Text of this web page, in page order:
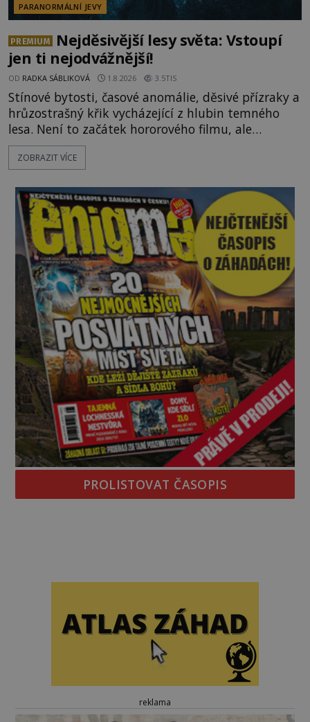
PARANORMÁLNÍ JEVY
PREMIUM
Nejděsivější lesy světa: Vstoupí
jen ti nejodvážnější!
OD RADKA SÁBLIKOVÁ 1.8.2026 3.5TIS
Stínové bytosti, časové anomálie, děsivé přízraky a
hrůzostrašný křik vycházející z hlubin temného
lesa. Není to začátek hororového filmu, ale
události, které popisují návštěvníci lesů, které jsou
označovány jako nejděsivější na světě. Lidé bydlící
vyhýbají! Už jste o těchto lesích slyšeli? A odvážili
byste se je navštívit? [gallery ids="17
ZOBRAZIT VÍCE
PROLISTOVAT ČASOPIS
reklama